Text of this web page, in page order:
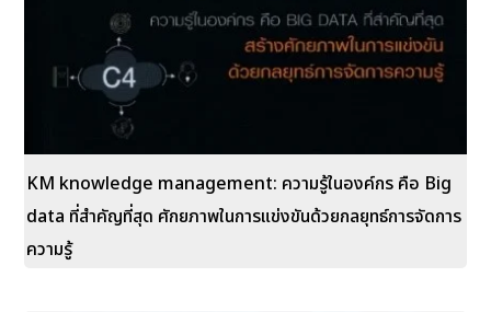
KM knowledge management: ความรู้ในองค์กร คือ Big
data ที่สำคัญที่สุด ศักยภาพในการแข่งขันด้วยกลยุทธ์การจัดการ
ความรู้